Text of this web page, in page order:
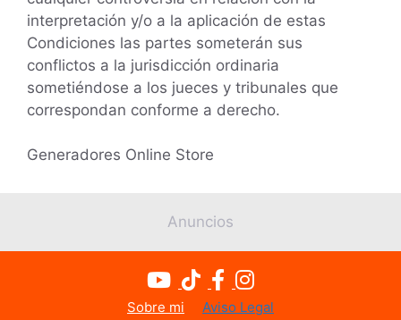
interpretación y/o a la aplicación de estas
Condiciones las partes someterán sus
conflictos a la jurisdicción ordinaria
sometiéndose a los jueces y tribunales que
correspondan conforme a derecho.
Generadores Online Store
Anuncios
Sobre mi Aviso Legal